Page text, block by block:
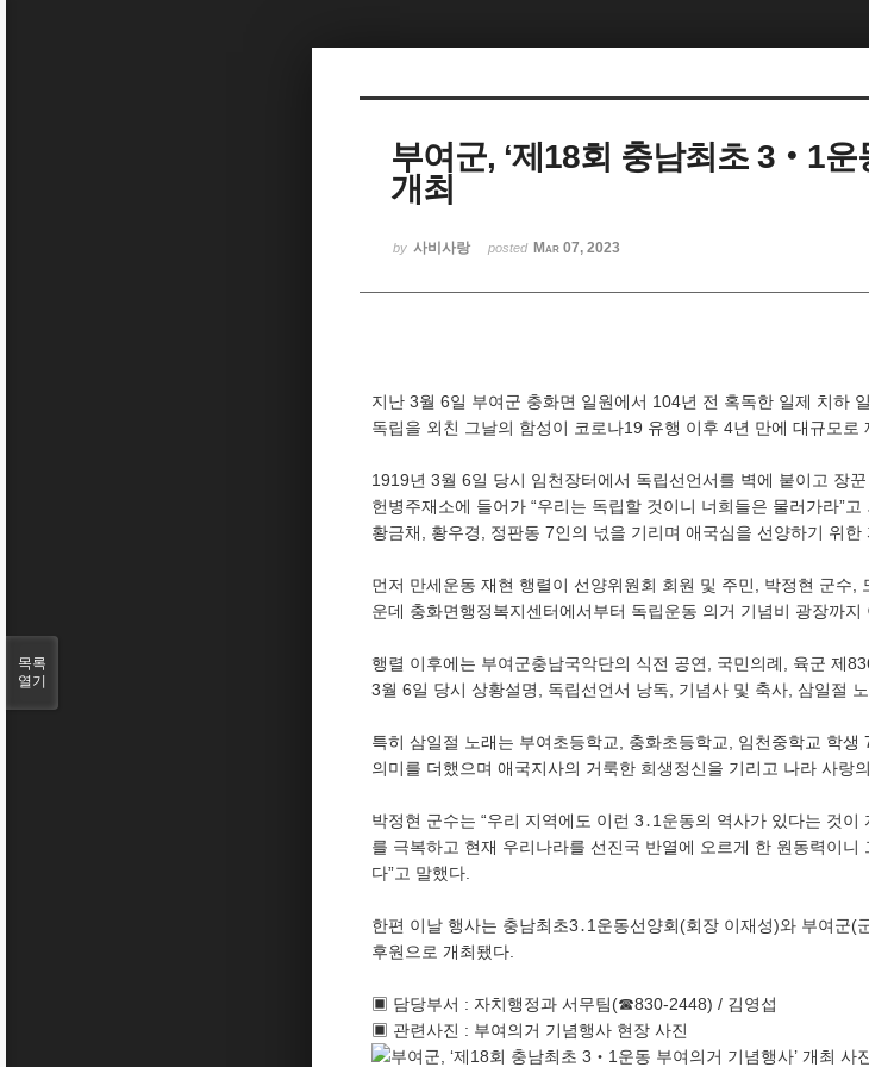
부여군, ‘제18회 충남최초 3‧1운
개최
by 사비사랑 posted Mar 07, 2023
지난 3월 6일 부여군 충화면 일원에서 104년 전 혹독한 일제 치하
독립을 외친 그날의 함성이 코로나19 유행 이후 4년 만에 대규모로
1919년 3월 6일 당시 임천장터에서 독립선언서를 벽에 붙이고 장
헌병주재소에 들어가 “우리는 독립할 것이니 너희들은 물러가라”
황금채, 황우경, 정판동 7인의 넋을 기리며 애국심을 선양하기 위한
먼저 만세운동 재현 행렬이 선양위원회 회원 및 주민, 박정현 군수,
운데 충화면행정복지센터에서부터 독립운동 의거 기념비 광장까지
행렬 이후에는 부여군충남국악단의 식전 공연, 국민의례, 육군 제
3월 6일 당시 상황설명, 독립선언서 낭독, 기념사 및 축사, 삼일절
특히 삼일절 노래는 부여초등학교, 충화초등학교, 임천중학교 학
의미를 더했으며 애국지사의 거룩한 희생정신을 기리고 나라 사랑
박정현 군수는 “우리 지역에도 이런 3․1운동의 역사가 있다는 것이
를 극복하고 현재 우리나라를 선진국 반열에 오르게 한 원동력이
다”고 말했다.
한편 이날 행사는 충남최초3․1운동선양회(회장 이재성)와 부여군(
후원으로 개최됐다.
▣ 담당부서 : 자치행정과 서무팀(☎830-2448) / 김영섭
▣ 관련사진 : 부여의거 기념행사 현장 사진
목록
열기
Sketchbook5, 스케치북5
Sketchbook5, 스케치북5